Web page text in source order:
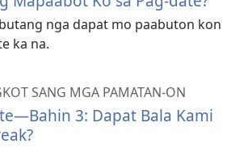
nga dapat mo paabuton kon
ka na.
SANG MGA PAMATAN-ON
3: Dapat Bala Kami